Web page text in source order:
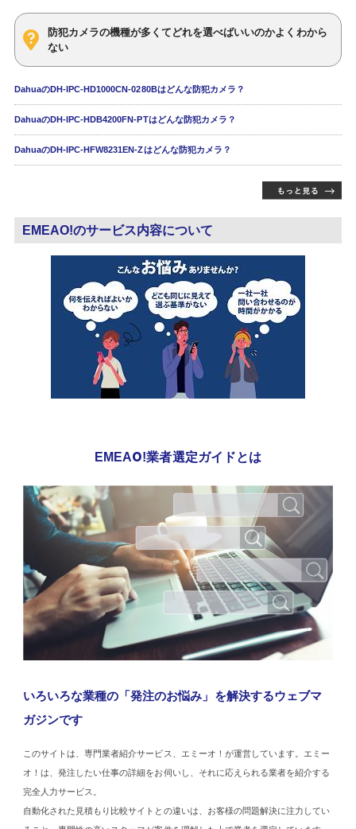
防犯カメラの機種が多くてどれを選べばいいのかよくわから
ない
DahuaのDH-IPC-HD1000CN-0280Bはどんな防犯カメラ？
DahuaのDH-IPC-HDB4200FN-PTはどんな防犯カメラ？
DahuaのDH-IPC-HFW8231EN-Zはどんな防犯カメラ？
EMEAO!のサービス内容について
EMEAO!業者選定ガイドとは
いろいろな業種の「発注のお悩み」を解決するウェブマ
ガジンです
このサイトは、専門業者紹介サービス、エミーオ！が運営しています。エミー
オ！は、発注したい仕事の詳細をお伺いし、それに応えられる業者を紹介する
完全人力サービス。
自動化された見積もり比較サイトとの違いは、お客様の問題解決に注力してい